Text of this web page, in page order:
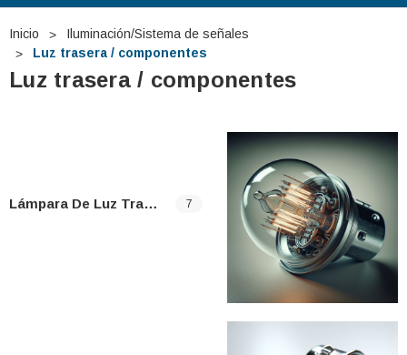
Inicio
Iluminación/Sistema de señales
Luz trasera / componentes
Luz trasera / componentes
Lámpara De Luz Trasera 7